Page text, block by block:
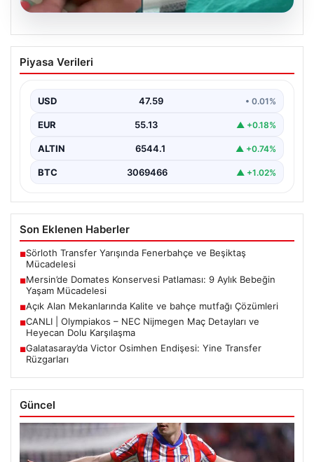
05.08.2026
Mersin’de Domates Konservesi
Patlaması: 9 Aylık Bebeğin Yaşam
Mersin'de yaşanan korkutucu bir olay, bir bebeğin
Piyasa Verileri
USD 47.59 • 0.01%
EUR 55.13 ▲ +0.18%
ALTIN 6544.1 ▲ +0.74%
BTC 3069466 ▲ +1.02%
Son Eklenen Haberler
■Sörloth Transfer Yarışında Fenerbahçe ve Beşiktaş
Mücadelesi
■Mersin’de Domates Konservesi Patlaması: 9 Aylık Bebeğin
Yaşam Mücadelesi
■Açık Alan Mekanlarında Kalite ve bahçe mutfağı Çözümleri
■CANLI | Olympiakos – NEC Nijmegen Maç Detayları ve
Heyecan Dolu Karşılaşma
■Galatasaray’da Victor Osimhen Endişesi: Yine Transfer
Rüzgarları
Güncel